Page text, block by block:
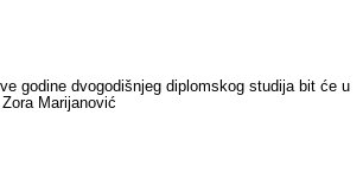
godine dvogodišnjeg diplomskog studija bit će u
Marijanović